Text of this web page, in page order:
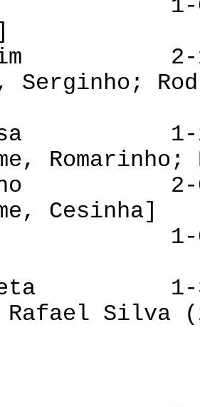
1-0 XV
2-1
Serginho;
1-2
Romarinho;
2-0
Cesinha]
1-0
Preta 1-
Rafael Silva